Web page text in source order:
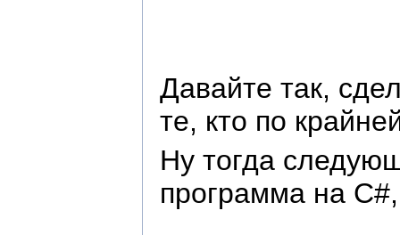
Давайте так,
те, кто по
Ну тогда
программа на